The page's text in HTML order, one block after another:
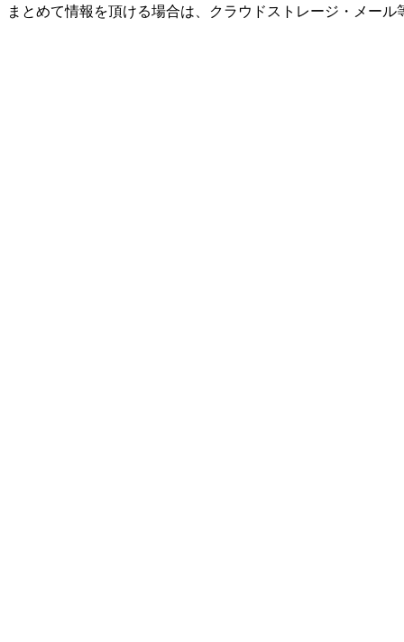
08/07 13:00
117.01 23.39 0.00 閉局
閉局
まとめて情報を頂ける場合は、クラウドストレージ・メー